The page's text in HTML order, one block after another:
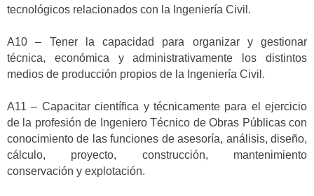
tecnológicos relacionados con la Ingeniería Civil.
A10 – Tener la capacidad para organizar y gestionar
técnica, económica y administrativamente los distintos
medios de producción propios de la Ingeniería Civil.
A11 – Capacitar científica y técnicamente para el ejercicio
de la profesión de Ingeniero Técnico de Obras Públicas con
conocimiento de las funciones de asesoría, análisis, diseño,
cálculo, proyecto, construcción, mantenimiento
conservación y explotación.